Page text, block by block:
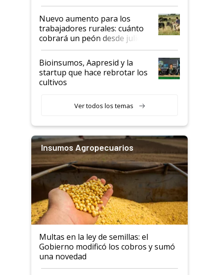
Nuevo aumento para los
trabajadores rurales: cuánto
cobrará un peón desde julio
Bioinsumos, Aapresid y la
startup que hace rebrotar los
cultivos
Ver todos los temas
Insumos Agropecuarios
Multas en la ley de semillas: el
Gobierno modificó los cobros y sumó
una novedad